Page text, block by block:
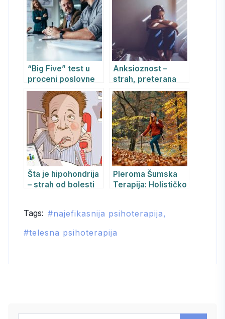
“Big Five” test u
proceni poslovne
adekvatnosti i
pojedinih crta
ličnosti
Anksioznost –
strah, preterana
briga i
uznemirenost
Šta je hipohondrija
– strah od bolesti
Pleroma Šumska
Terapija: Holističko
Tags:
najefikasnija psihoterapija
telesna psihoterapija